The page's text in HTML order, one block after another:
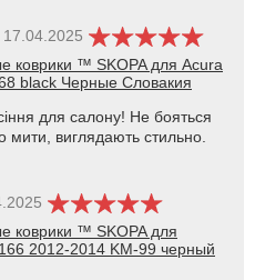
17.04.2025
коврики ™ SKOPA для Acura
black Черные Словакия
для салону! Не бояться
мити, виглядають стильно.
коврики ™ SKOPA для
2012-2014 KM-99 черный